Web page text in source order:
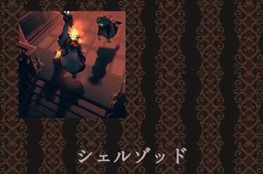
シェルゾッド